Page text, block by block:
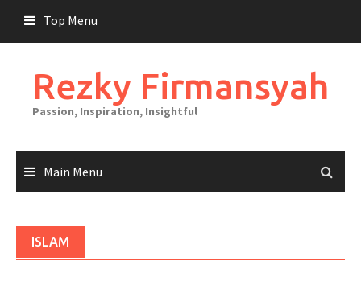
content
Top Menu
Rezky Firmansyah
Passion, Inspiration, Insightful
Main Menu
ISLAM